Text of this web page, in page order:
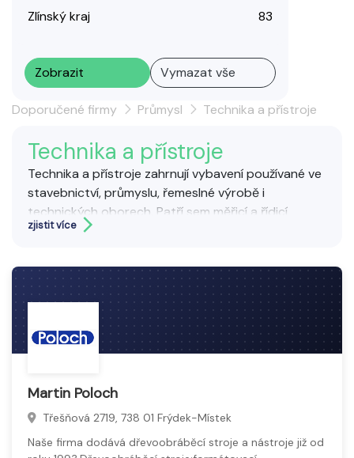
Zlínský kraj
83
Zobrazit Vymazat vše
Doporučené firmy Průmysl Technika a přístroje
Technika a přístroje
Technika a přístroje zahrnují vybavení používané ve
stavebnictví, průmyslu, řemeslné výrobě i
technických oborech. Patří sem měřicí a řídicí
systémy, stavební a montážní přístroje,
Tyto nástroje zvyšují efektivitu, přesnost a
bezpečnost pracovních procesů napříč různými
odvětvími.
zjistit více
Martin Poloch
Třešňová 2719, 738 01 Frýdek-Místek
Naše firma dodává dřevoobráběcí stroje a nástroje již od